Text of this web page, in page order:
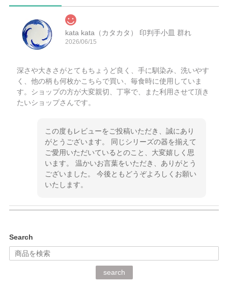
kata kata（カタカタ） 印判手小皿 群れ
2026/06/15
深さや大きさがとてもちょうど良く、手に馴染み、洗いやす
く、他の柄も何枚かこちらで買い、毎食時に使用していま
す。ショップの方が大変親切、丁寧で、また利用させて頂き
たいショップさんです。
この度もレビューをご投稿いただき、誠にあり
がとうございます。 同じシリーズの器を揃えて
ご愛用いただいているとのこと、大変嬉しく思
います。 温かいお言葉をいただき、ありがとう
ございました。 今後ともどうぞよろしくお願い
いたします。
深さや大きさがとてもちょうど良く、手に馴染み、洗いやす
く、他の柄も何枚かこちらで買い、毎食時に使用していま
Search
search